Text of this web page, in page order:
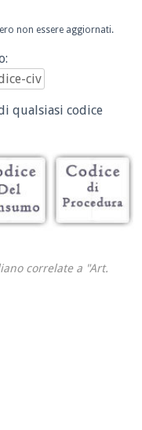
non essere aggiornati.
qualsiasi codice
correlate a "Art.